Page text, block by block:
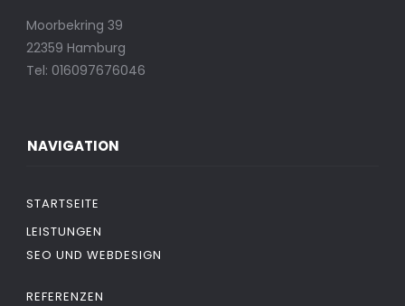
Moorbekring 39
22359 Hamburg
Tel: 016097676046
NAVIGATION
STARTSEITE
LEISTUNGEN
SEO UND WEBDESIGN
REFERENZEN